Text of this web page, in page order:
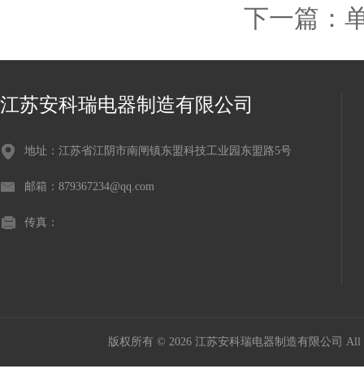
下一篇：
江苏安科瑞电器制造有限公司
地址：江苏省江阴市南闸镇东盟科技工业园东盟路5号
邮箱：879367234@qq.com
传真：
版权所有 © 2026 江苏安科瑞电器制造有限公司